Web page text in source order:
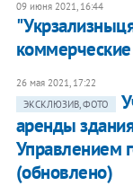
09 июня 2021, 16:44
26 мая 2021, 17:22
ЭКСКЛЮЗИВ, ФОТО
аренды
Управлением
(обновлено)